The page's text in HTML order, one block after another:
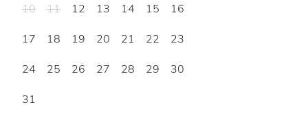
10
11 12 13 14 15
16
17
18 19 20 21 22
23
24
25 26 27 28 29
30
31